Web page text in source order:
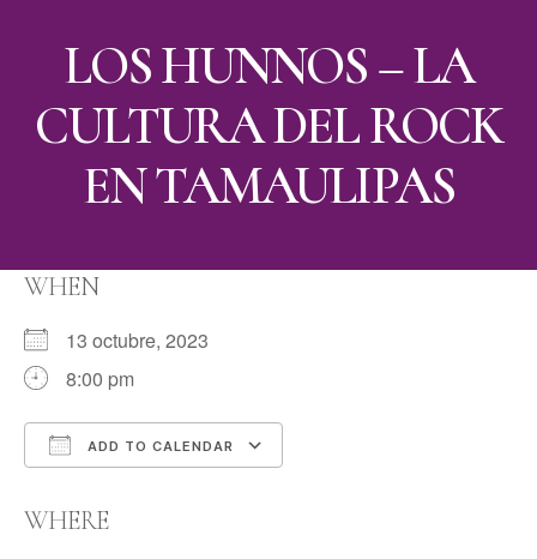
LOS HUNNOS – LA
CULTURA DEL ROCK
EN TAMAULIPAS
WHEN
13 octubre, 2023
8:00 pm
ADD TO CALENDAR
WHERE